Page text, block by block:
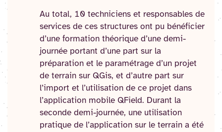
Au total, 10 techniciens et responsables de
services de ces structures ont pu bénéficier
d’une formation théorique d’une demi-
journée portant d’une part sur la
préparation et le paramétrage d’un projet
de terrain sur QGis, et d’autre part sur
l’import et l’utilisation de ce projet dans
l’application mobile QField. Durant la
seconde demi-journée, une utilisation
pratique de l’application sur le terrain a été